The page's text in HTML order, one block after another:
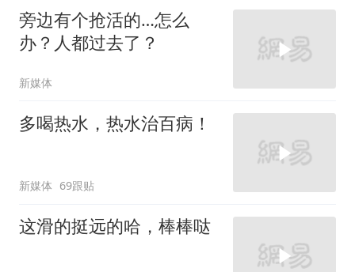
旁边有个抢活的…怎么
办？人都过去了？
新媒体
多喝热水，热水治百病！
新媒体 69跟贴
这滑的挺远的哈，棒棒哒